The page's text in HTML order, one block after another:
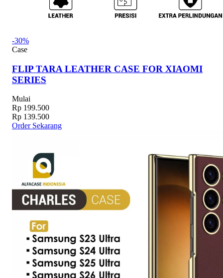
-30%
Case
FLIP TARA LEATHER CASE FOR XIAOMI
SERIES
Mulai
Rp 199.500
Rp 139.500
Order Sekarang